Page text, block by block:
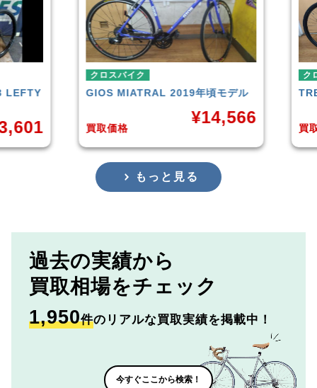
クロスバイク
GIOSMIATRAL 2019年頃モデル
買取価格
14,566
クロ
買取
もっと見る
過去の実績から
買取相場をチェック
1,950件のリアルな買取実績を掲載中！
今すぐここから検索！